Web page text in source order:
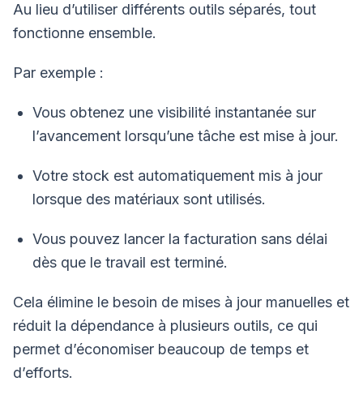
Au lieu d’utiliser différents outils séparés, tout
fonctionne ensemble.
Par exemple :
Vous obtenez une visibilité instantanée sur
l’avancement lorsqu’une tâche est mise à jour.
Votre stock est automatiquement mis à jour
lorsque des matériaux sont utilisés.
Vous pouvez lancer la facturation sans délai
dès que le travail est terminé.
Cela élimine le besoin de mises à jour manuelles et
réduit la dépendance à plusieurs outils, ce qui
permet d’économiser beaucoup de temps et
d’efforts.